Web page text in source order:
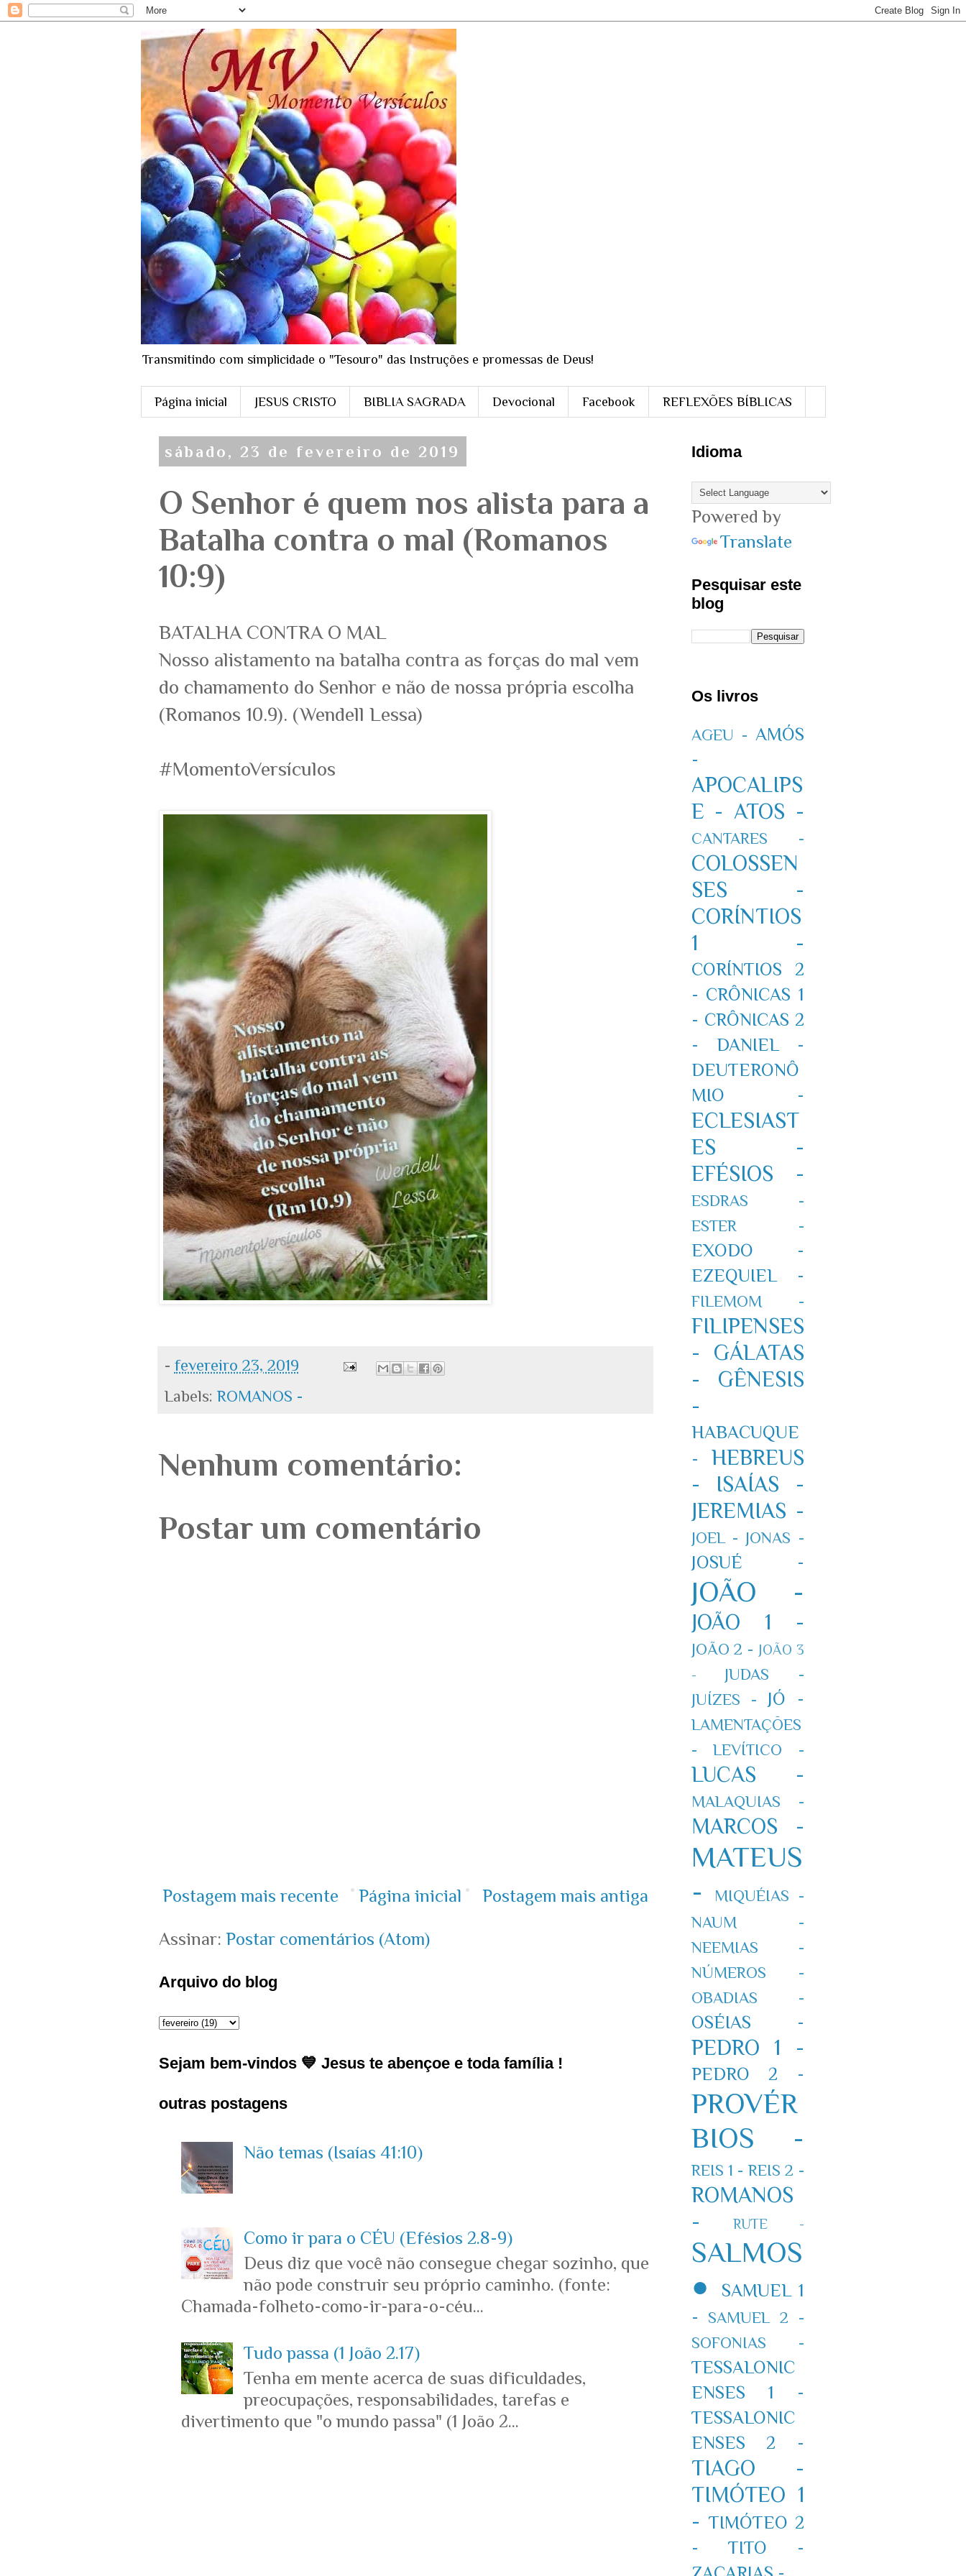
Transmitindo com simplicidade o "Tesouro" das Instruções e promessas de Deus!
Página inicial JESUS CRISTO BIBLIA SAGRADA Devocional Facebook REFLEXÕES BÍBLICAS
sábado, 23 de fevereiro de 2019
O Senhor é quem nos alista para a
Batalha contra o mal (Romanos
10:9)
BATALHA CONTRA O MAL
Nosso alistamento na batalha contra as forças do mal vem
do chamamento do Senhor e não de nossa própria escolha
(Romanos 10.9). (Wendell Lessa)
#MomentoVersículos
- fevereiro 23, 2019
Labels: ROMANOS -
Nenhum comentário:
Postar um comentário
Postagem mais recente Postagem mais antiga
Página inicial
Assinar: Postar comentários (Atom)
Arquivo do blog
Sejam bem-vindos 💙 Jesus te abençoe e toda família !
outras postagens
Não temas (Isaías 41:10)
Como ir para o CÉU (Efésios 2.8-9)
Deus diz que você não consegue chegar sozinho, que
não pode construir seu próprio caminho. (fonte:
Chamada-folheto-como-ir-para-o-céu...
Tudo passa (1 João 2.17)
Tenha em mente acerca de suas dificuldades,
preocupações, responsabilidades, tarefas e
divertimento que "o mundo passa" (1 João 2...
Idioma
Powered by
Translate
Pesquisar este
blog
Os livros
AGEU - AMÓS
-
APOCALIPS
E - ATOS -
CANTARES -
COLOSSEN
SES -
CORÍNTIOS
1 -
CORÍNTIOS 2
- CRÔNICAS 1
- CRÔNICAS 2
-
DANIEL -
DEUTERONÔ
MIO -
ECLESIAST
ES -
EFÉSIOS -
ESDRAS -
ESTER -
EXODO -
EZEQUIEL -
FILEMOM -
FILIPENSES
-
GÁLATAS
-
GÊNESIS
-
HABACUQUE
-
HEBREUS
-
ISAÍAS -
JEREMIAS -
JOEL - JONAS -
JOSUÉ -
JOÃO -
JOÃO 1 -
JOÃO 2 - JOÃO 3
-
JUDAS -
JUÍZES -
JÓ -
LAMENTAÇÕES
-
LEVÍTICO -
LUCAS -
MALAQUIAS -
MARCOS -
MATEUS
-
MIQUÉIAS -
NAUM -
NEEMIAS -
NÚMEROS -
OBADIAS -
OSÉIAS -
PEDRO 1 -
PEDRO 2 -
PROVÉR
BIOS -
REIS 1 - REIS 2 -
ROMANOS
-
RUTE -
SALMOS
●
SAMUEL 1
-
SAMUEL 2 -
SOFONIAS -
TESSALONIC
ENSES 1 -
TESSALONIC
ENSES 2 -
TIAGO -
TIMÓTEO 1
- TIMÓTEO 2
-
TITO -